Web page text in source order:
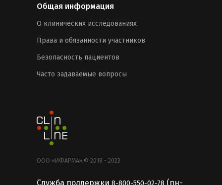
Общая информация
О клинических исследованиях
Права и обязанности участников
Безопасность пациентов
Часто задаваемые вопросы
ООО «ИФАРМА» © 2018 - 2023
Служба поддержки (пн-